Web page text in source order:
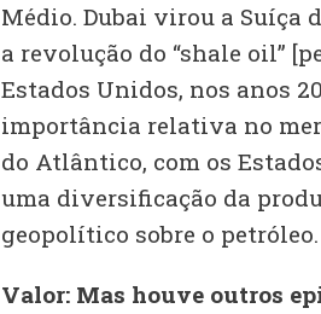
Médio. Dubai virou a Suíça
a revolução do “shale oil”
Estados Unidos, nos anos
importância relativa no
do Atlântico, com os
uma diversificação da
geopolítico sobre o petróleo.
Valor: Mas houve outros